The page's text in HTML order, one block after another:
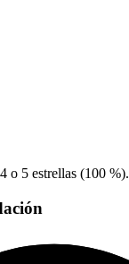
o 5 estrellas (100 %).